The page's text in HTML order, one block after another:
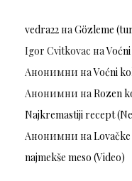
vedra22наGözleme
Igor Cvitkovac на
Анонимни наVoćni
Анонимни наRozen
Najkremastiji recept
Анонимни на
najmekše meso (Video)